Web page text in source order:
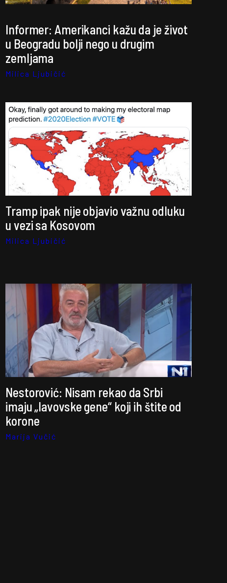
Informer: Amerikanci kažu da je život
u Beogradu bolji nego u drugim
zemljama
Milica Ljubičić
Tramp ipak nije objavio važnu odluku
u vezi sa Kosovom
Milica Ljubičić
Nestorović: Nisam rekao da Srbi
imaju „lavovske gene“ koji ih štite od
korone
Marija Vučić